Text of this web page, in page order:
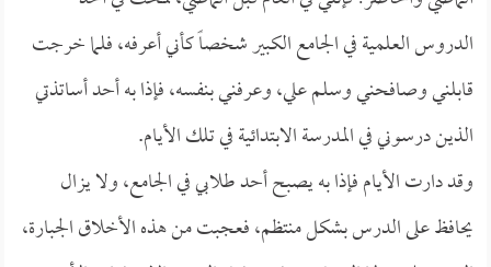
الدروس العلمية في الجامع الكبير شخصاً كأني أعرفه، فلما خرجت
قابلني وصافحني وسلم علي، وعرفني بنفسه، فإذا به أحد أساتذتي
الذين درسوني في المدرسة الابتدائية في تلك الأيام.
وقد دارت الأيام فإذا به يصبح أحد طلابي في الجامع، ولا يزال
يحافظ على الدرس بشكل منتظم، فعجبت من هذه الأخلاق الجبارة،